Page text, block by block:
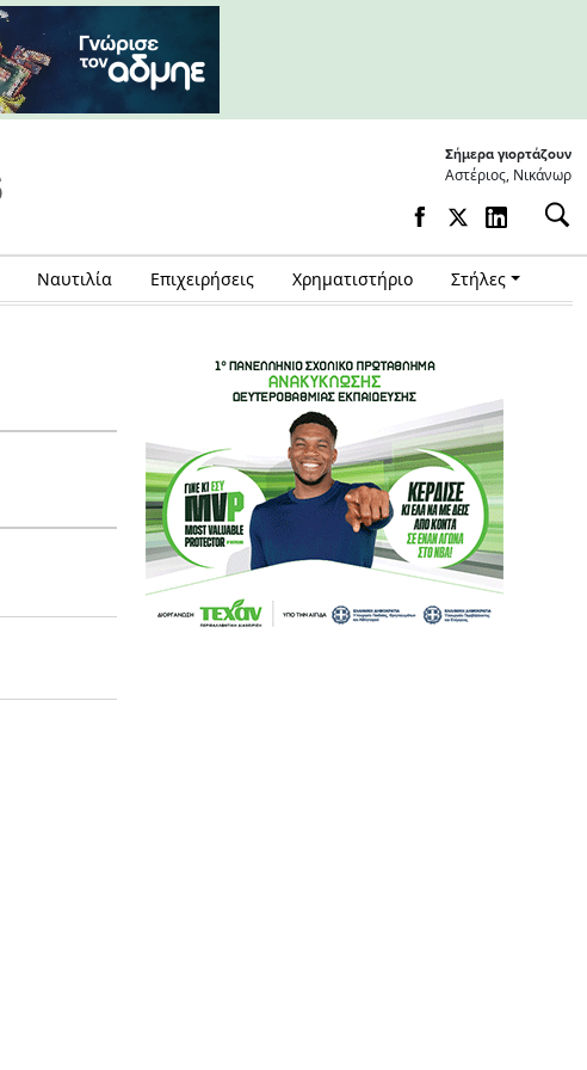
Σήμερα γιορτάζουν
Αστέριος, Νικάνωρ
Ναυτιλία Επιχειρήσεις Χρηματιστήριο Στήλες